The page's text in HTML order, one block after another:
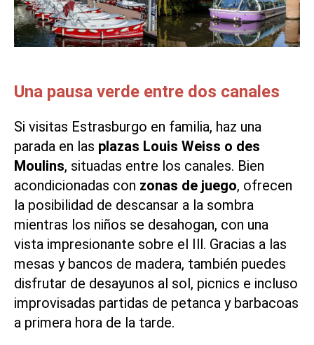
Una pausa verde entre dos canales
Si visitas Estrasburgo en familia, haz una
parada en las plazas Louis Weiss o des
Moulins, situadas entre los canales. Bien
acondicionadas con zonas de juego, ofrecen
la posibilidad de descansar a la sombra
mientras los niños se desahogan, con una
vista impresionante sobre el Ill. Gracias a las
mesas y bancos de madera, también puedes
disfrutar de desayunos al sol, picnics e incluso
improvisadas partidas de petanca y barbacoas
a primera hora de la tarde.